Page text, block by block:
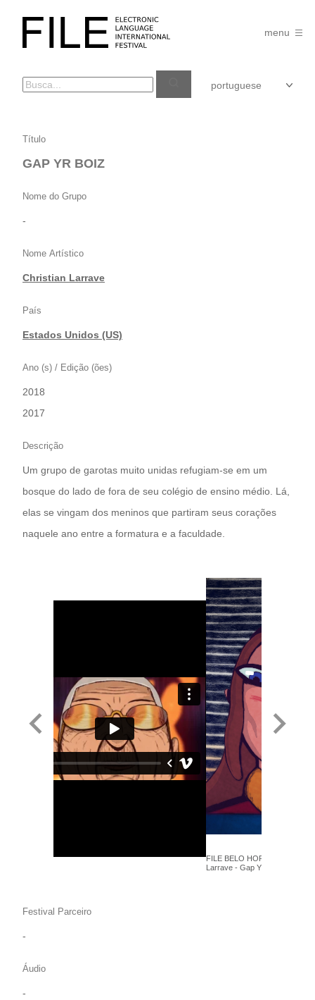
FILE
FESTIVAL
menu
GAP
YR
Título
GAP YR BOIZ
Nome do Grupo
-
Nome Artístico
Christian Larrave
País
Estados Unidos (US)
Ano (s) / Edição (ões)
2018
|2017
Descrição
Um grupo de garotas muito unidas refugiam-se em um
bosque do lado de fora de seu colégio de ensino médio. Lá,
elas se vingam dos meninos que partiram seus corações
naquele ano entre a formatura e a faculdade.
FILE BELO HORIZONTE 2018
Larrave - Gap Yr Boiz - Anima+
Festival Parceiro
-
Áudio
-